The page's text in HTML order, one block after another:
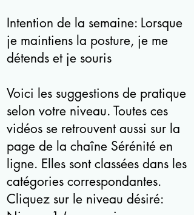
Intention de la semaine: Lorsque
je maintiens la posture, je me
détends et je souris
Voici les suggestions de pratique
selon votre niveau. Toutes ces
vidéos se retrouvent aussi sur la
page de la chaîne Sérénité en
ligne. Elles sont classées dans les
catégories correspondantes.
Cliquez sur le niveau désiré: